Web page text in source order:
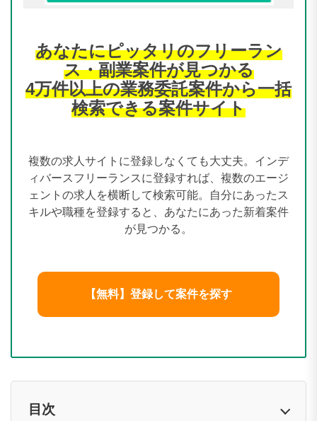
あなたにピッタリのフリーラン
ス・副業案件が見つかる
4万件以上の業務委託案件から一括
検索できる案件サイト
複数の求人サイトに登録しなくても大丈夫。インデ
ィバースフリーランスに登録すれば、複数のエージ
ェントの求人を横断して検索可能。自分にあったス
キルや職種を登録すると、あなたにあった新着案件
が見つかる。
【無料】登録して案件を探す
目次